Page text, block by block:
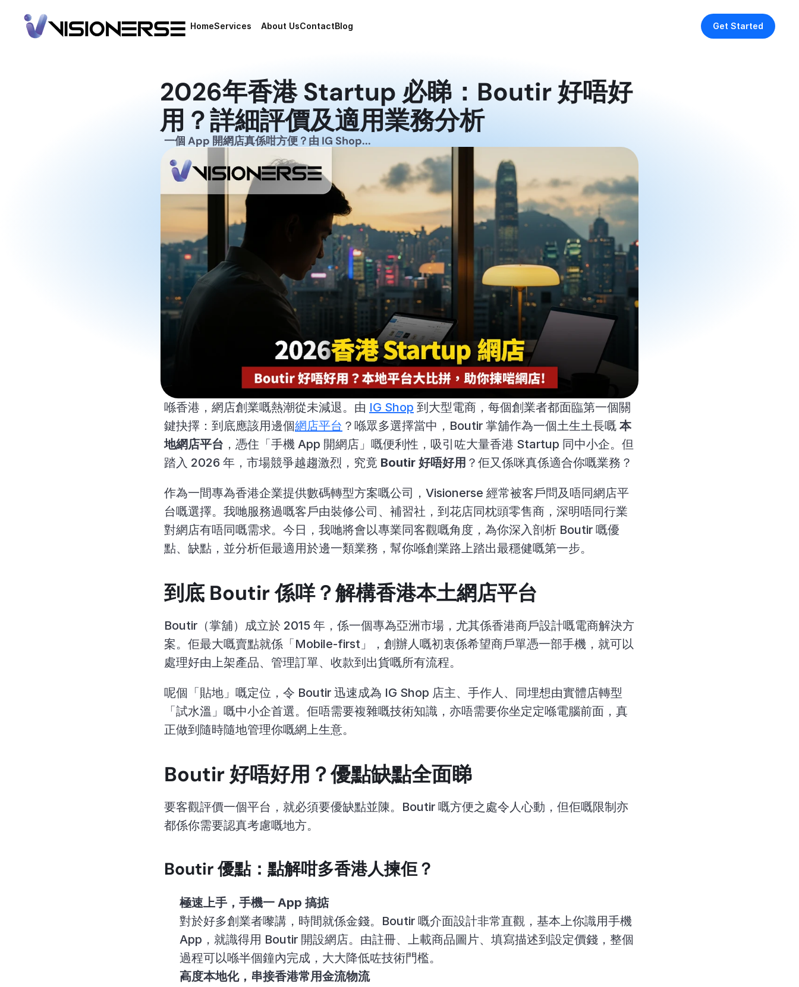
2026年香港 Startup 必睇：Boutir 好唔好
用？詳細評價及適用業務分析
一個 App 開網店真係咁方便？由 IG Shop...
喺香港，網店創業嘅熱潮從未減退。由 IG Shop 到大型電商，每個創業者都面臨第一個關
鍵抉擇：到底應該用邊個網店平台 ？喺眾多選擇當中，Boutir 掌舖作為一個土生土長嘅 本
地網店平台 ，憑住「手機 App 開網店」嘅便利性，吸引咗大量香港 Startup 同中小企。但
踏入 2026 年，市場競爭越趨激烈，究竟 Boutir 好唔好用 ？佢又係咪真係適合你嘅業務？
作為一間專為香港企業提供數碼轉型方案嘅公司，Visionerse 經常被客戶問及唔同網店平
台嘅選擇。我哋服務過嘅客戶由裝修公司、補習社，到花店同枕頭零售商，深明唔同行業
對網店有唔同嘅需求。今日，我哋將會以專業同客觀嘅角度，為你深入剖析 Boutir 嘅優
點、缺點，並分析佢最適用於邊一類業務，幫你喺創業路上踏出最穩健嘅第一步。
到底 Boutir 係咩？解構香港本土網店平台
Boutir（掌舖）成立於 2015 年，係一個專為亞洲市場，尤其係香港商戶設計嘅電商解決方
案。佢最大嘅賣點就係「Mobile-first」，創辦人嘅初衷係希望商戶單憑一部手機，就可以
處理好由上架產品、管理訂單、收款到出貨嘅所有流程。
呢個「貼地」嘅定位，令 Boutir 迅速成為 IG Shop 店主、手作人、同埋想由實體店轉型
「試水溫」嘅中小企首選。佢唔需要複雜嘅技術知識，亦唔需要你坐定定喺電腦前面，真
正做到隨時隨地管理你嘅網上生意。
Boutir 好唔好用？優點缺點全面睇
要客觀評價一個平台，就必須要優缺點並陳。Boutir 嘅方便之處令人心動，但佢嘅限制亦
都係你需要認真考慮嘅地方。
Boutir 優點：點解咁多香港人揀佢？
極速上手，手機一 App 搞掂
對於好多創業者嚟講，時間就係金錢。Boutir 嘅介面設計非常直觀，基本上你識用手機
App，就識得用 Boutir 開設網店。由註冊、上載商品圖片、填寫描述到設定價錢，整個
過程可以喺半個鐘內完成，大大降低咗技術門檻。
高度本地化，串接香港常用金流物流
HomeServices
AI Development
Management
Management
About UsContactBlog
Get Started